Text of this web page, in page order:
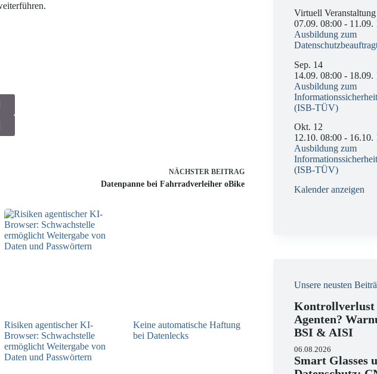
NÄCHSTER BEITRAG
Datenpanne bei Fahrradverleiher oBike
Risiken agentischer KI-
Browser: Schwachstelle
ermöglicht Weitergabe von
Daten und Passwörtern
Keine automatische Haftung
bei Datenlecks
Virtuell Veranstaltung
07.09. 08:00 - 11.09.
Ausbildung zum
Sep. 14
14.09. 08:00 - 18.09.
Ausbildung zum
(ISB-TÜV)
Okt. 12
12.10. 08:00 - 16.10.
Ausbildung zum
(ISB-TÜV)
Kalender anzeigen
Unsere neusten
Agenten?
BSI & AISI
06.08.2026
Smart Glasses